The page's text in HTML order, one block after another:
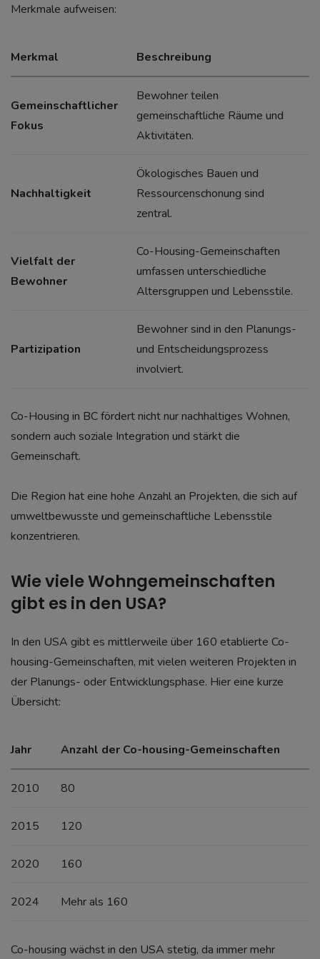
Merkmale aufweisen:
Merkmal Beschreibung
Gemeinschaftlicher
Fokus
Bewohner teilen
gemeinschaftliche Räume und
Aktivitäten.
Nachhaltigkeit
Ökologisches Bauen und
Ressourcenschonung sind
zentral.
Vielfalt der
Bewohner
Co-Housing-Gemeinschaften
umfassen unterschiedliche
Altersgruppen und Lebensstile.
Partizipation
Bewohner sind in den Planungs-
und Entscheidungsprozess
involviert.
Co-Housing in BC fördert nicht nur nachhaltiges Wohnen,
sondern auch soziale Integration und stärkt die
Gemeinschaft.
Die Region hat eine hohe Anzahl an Projekten, die sich auf
umweltbewusste und gemeinschaftliche Lebensstile
konzentrieren.
Wie viele Wohngemeinschaften
gibt es in den USA?
In den USA gibt es mittlerweile über 160 etablierte Co-
housing-Gemeinschaften, mit vielen weiteren Projekten in
der Planungs- oder Entwicklungsphase. Hier eine kurze
Übersicht:
Jahr Anzahl der Co-housing-Gemeinschaften
2010 80
2015 120
2020 160
2024 Mehr als 160
Co-housing wächst in den USA stetig, da immer mehr